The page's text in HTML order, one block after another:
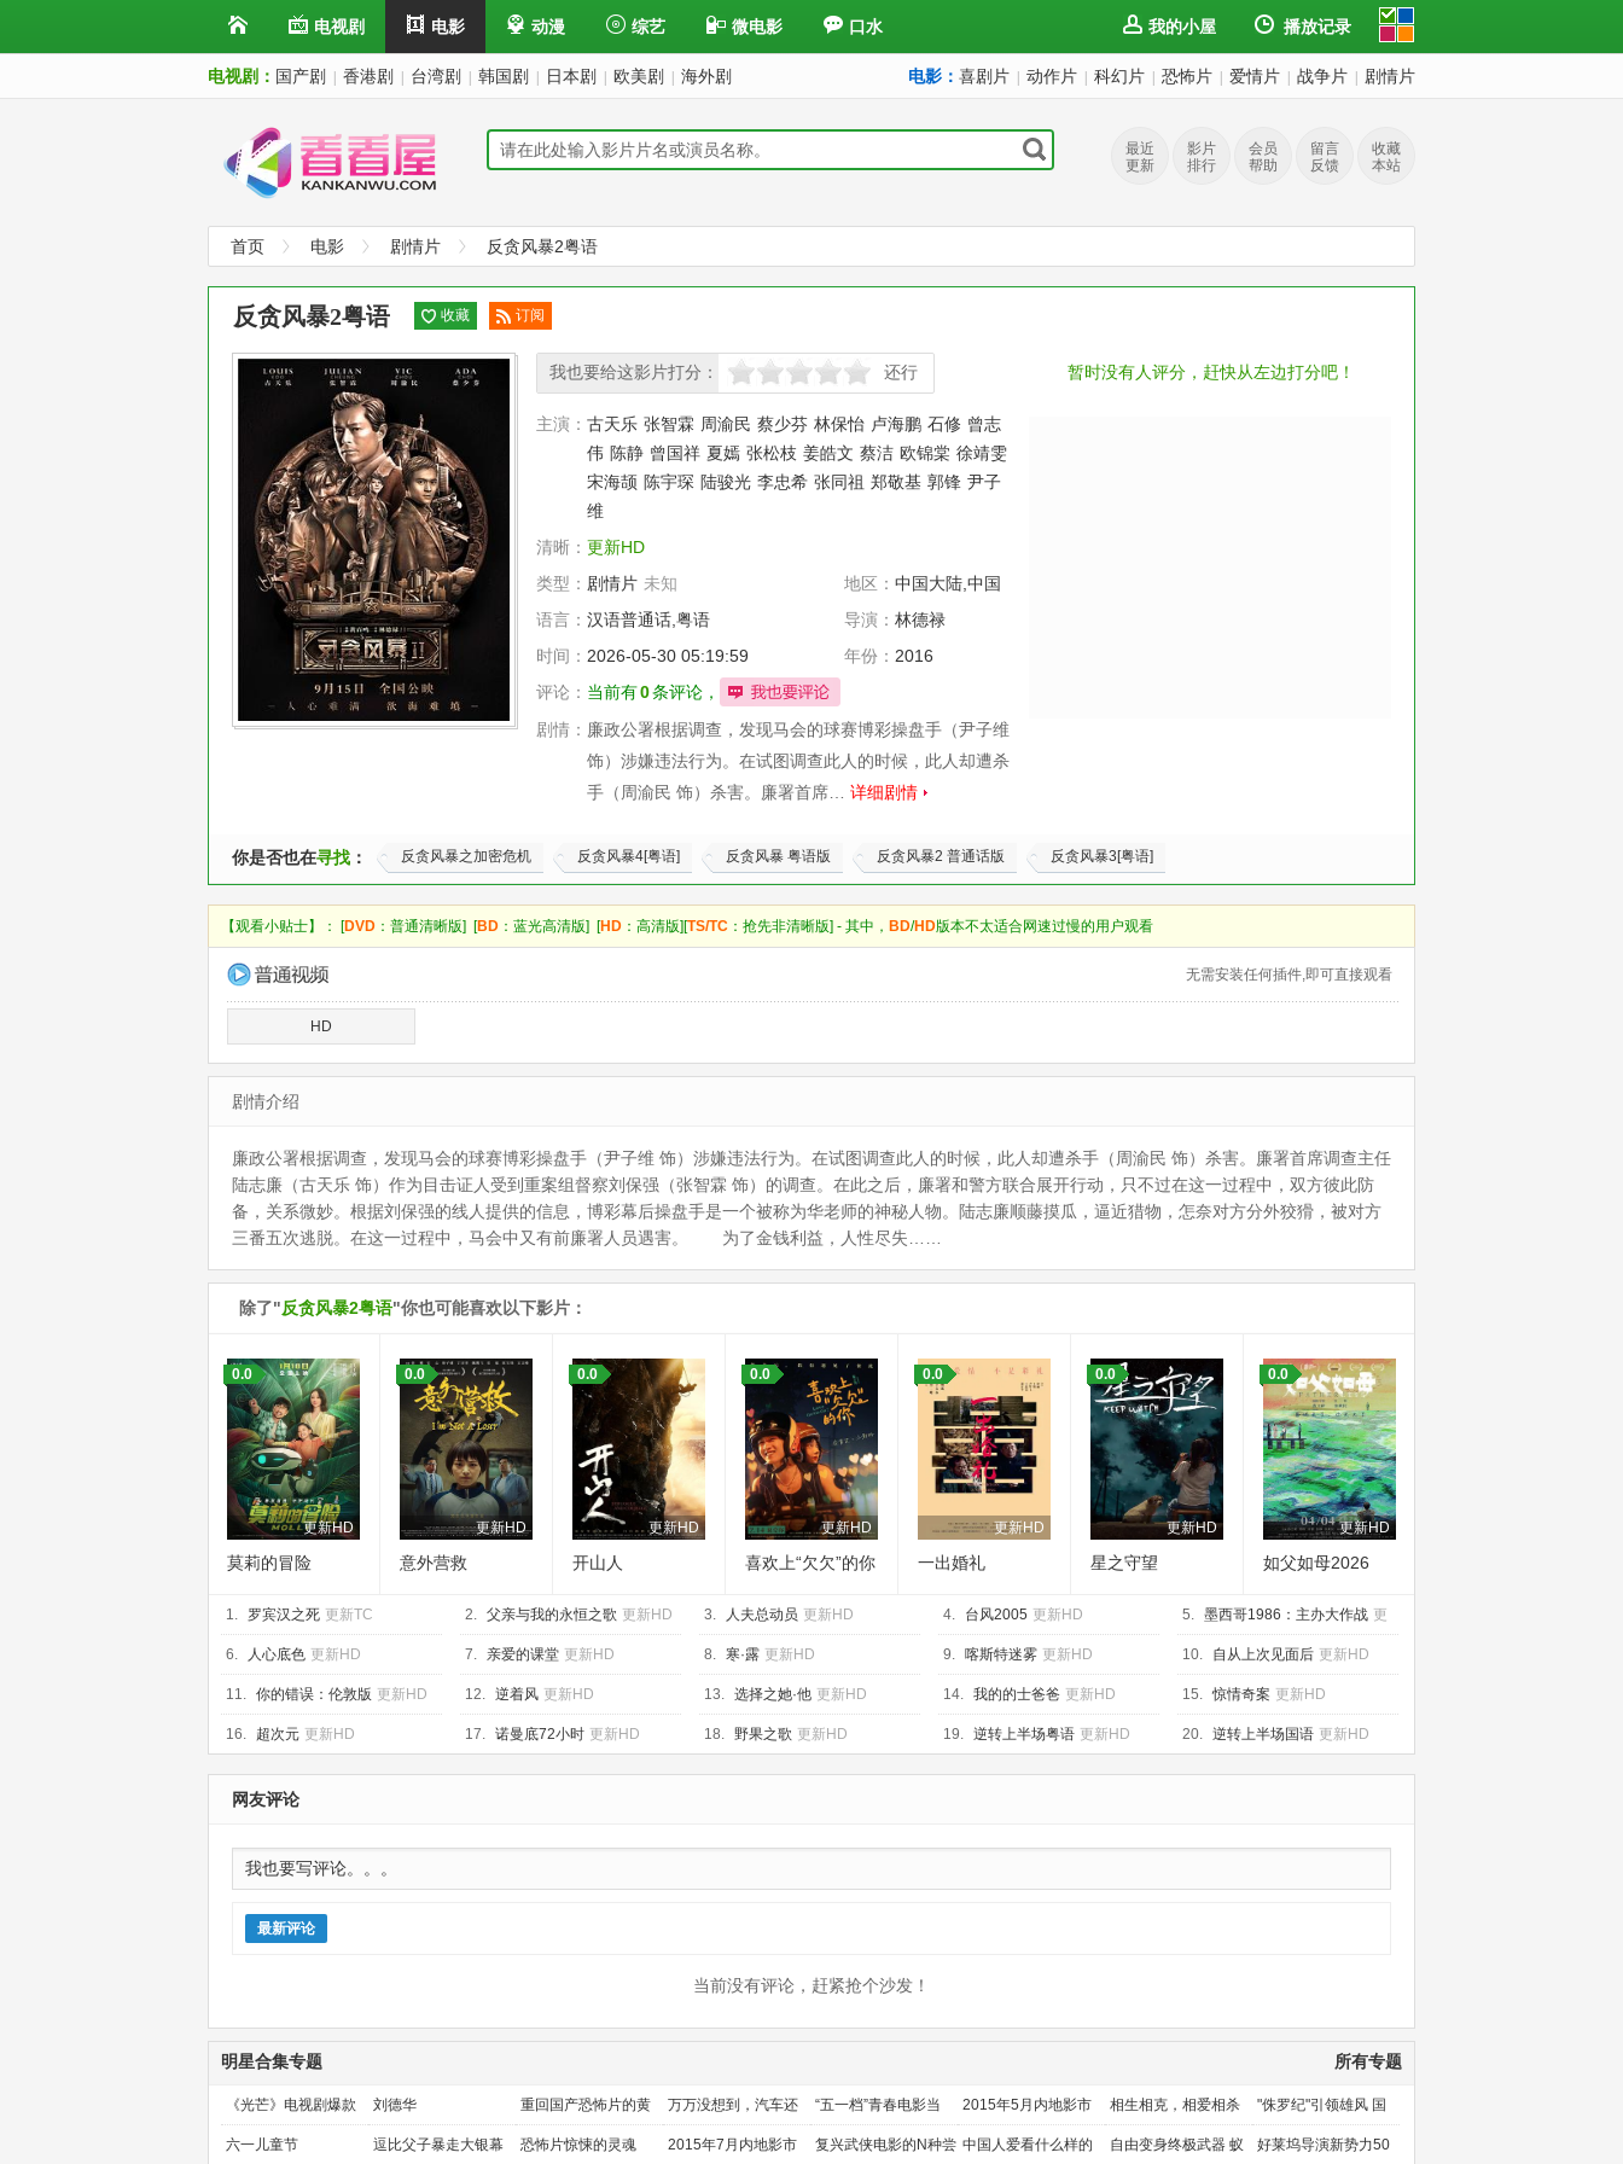
电视剧 电影 动漫 综艺 微电影 口水 我的小屋 播放记录
电视剧： 国产剧 香港剧 台湾剧 韩国剧 日本剧 欧美剧 海外剧 电影： 喜剧片 动作片 科幻片 恐怖片 爱情片 战争片 剧情片
最近
更新
影片
排行
会员
帮助
留言
反馈
收藏
本站
首页 电影 剧情片 反贪风暴2粤语
暂时没有人评分，赶快从左边打分吧！
反贪风暴2粤语 收藏
订阅
我也要给这影片打分：
很差较差 还行推荐 力荐 还行
主演： 古天乐 张智霖 周渝民 蔡少芬 林保怡 卢海鹏 石修 曾志
伟 陈静 曾国祥 夏嫣 张松枝 姜皓文 蔡洁 欧锦棠 徐靖雯
宋海颉 陈宇琛 陆骏光 李忠希 张同祖 郑敬基 郭锋 尹子
维
清晰： 更新HD
类型： 剧情片 未知 地区： 中国大陆,中国
香港
语言： 汉语普通话,粤语 导演： 林德禄
时间： 2026-05-30 05:19:59 年份： 2016
评论： 当前有0条评论，
剧情： 廉政公署根据调查，发现马会的球赛博彩操盘手（尹子维
饰）涉嫌违法行为。在试图调查此人的时候，此人却遭杀
手（周渝民 饰）杀害。廉署首席… 详细剧情
你是否也在寻找 ： 反贪风暴之加密危机 反贪风暴4[粤语] 反贪风暴 粤语版 反贪风暴2 普通话版 反贪风暴3[粤语]
【观看小贴士】： [DVD ：普通清晰版] [BD ：蓝光高清版] [HD ：高清版][TS/TC ：抢先非清晰版] - 其中， BD/HD版本不太适合网速过慢的用户观看
无需安装任何插件,即可直接观看
HD
剧情介绍
廉政公署根据调查，发现马会的球赛博彩操盘手（尹子维 饰）涉嫌违法行为。在试图调查此人的时候，此人却遭杀手（周渝民 饰）杀害。廉署首席调查主任
陆志廉（古天乐 饰）作为目击证人受到重案组督察刘保强（张智霖 饰）的调查。在此之后，廉署和警方联合展开行动，只不过在这一过程中，双方彼此防
备，关系微妙。根据刘保强的线人提供的信息，博彩幕后操盘手是一个被称为华老师的神秘人物。陆志廉顺藤摸瓜，逼近猎物，怎奈对方分外狡猾，被对方
三番五次逃脱。在这一过程中，马会中又有前廉署人员遇害。 为了金钱利益，人性尽失……
除了"反贪风暴2粤语"你也可能喜欢以下影片：
更新HD
0.0
莫莉的冒险
更新HD
0.0
意外营救
更新HD
0.0
开山人
更新HD
0.0
喜欢上“欠欠”的你
更新HD
0.0
一出婚礼
更新HD
0.0
星之守望
更新HD
0.0
如父如母2026
1. 罗宾汉之死 更新TC 2. 父亲与我的永恒之歌 更新HD 3. 人夫总动员 更新HD 4. 台风2005 更新HD 5. 墨西哥1986：主办大作战 更
新HD
6. 人心底色 更新HD 7. 亲爱的课堂 更新HD 8. 寒·露 更新HD 9. 喀斯特迷雾 更新HD 10. 自从上次见面后 更新HD
11. 你的错误：伦敦版 更新HD 12. 逆着风 更新HD 13. 选择之她·他 更新HD 14. 我的的士爸爸 更新HD 15. 惊情奇案 更新HD
16. 超次元 更新HD 17. 诺曼底72小时 更新HD 18. 野果之歌 更新HD 19. 逆转上半场粤语 更新HD 20. 逆转上半场国语 更新HD
网友评论
最新评论
当前没有评论，赶紧抢个沙发！
所有专题
明星合集专题
《光芒》电视剧爆款
预定！
刘德华 重回国产恐怖片的黄
金时代
万万没想到，汽车还
能干这个？
“五一档”青春电影当
道
2015年5月内地影市
前瞻
相生相克，相爱相杀 "侏罗纪"引领雄风 国
产片下旬逆袭
六一儿童节 逗比父子暴走大银幕 恐怖片惊悚的灵魂 2015年7月内地影市 复兴武侠电影的N种尝 中国人爱看什么样的 自由变身终极武器 蚁 好莱坞导演新势力50